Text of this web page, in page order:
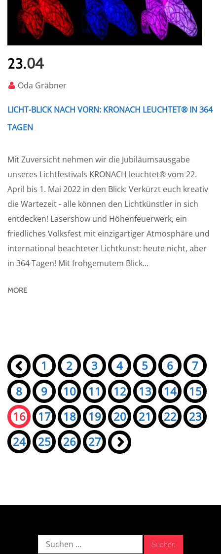
23.04
Oda Gräbner
LICHT-BLICK NACH VORN: KRONACH LEUCHTET® IN 364
TAGEN
Mit Zuversicht nehmen wir die Jubiläumsausgabe
unseres Lichtfestivals KRONACH leuchtet® vom 22.
April bis 1. Mai 2022 in den Blick: Verkürzt euch kreativ
die Wartezeit - alle können den Lichtkünstler in sich
entdecken! Lasershow und Höhenfeuerwerk, ein
friedliches Volksfest mit einzigartiger Atmosphäre und
international beachteter Lichtkunst: heute nicht, aber
in 364 Tagen! Mit frohgemutem Blick...
MORE
Seiten:
« 1 2 3 4 5 6
7
8
9 10 11 12 13 14
15
16
17 18 19 20 21 22
23
24
25 26 27 »
Suche